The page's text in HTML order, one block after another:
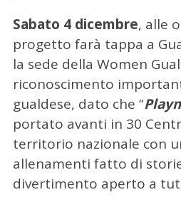
Sabato 4 dicembre, alle
progetto farà tappa a
la sede della Women
riconoscimento
gualdese, dato che “
portato avanti in 30
territorio nazionale con
allenamenti fatto di
divertimento aperto a